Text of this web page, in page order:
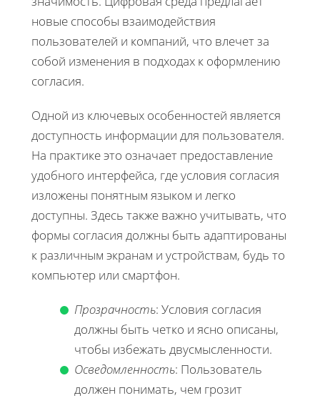
новые способы взаимодействия
пользователей и компаний, что влечет за
собой изменения в подходах к оформлению
согласия.
Одной из ключевых особенностей является
доступность информации для пользователя.
На практике это означает предоставление
удобного интерфейса, где условия согласия
изложены понятным языком и легко
доступны. Здесь также важно учитывать, что
формы согласия должны быть адаптированы
к различным экранам и устройствам, будь то
компьютер или смартфон.
Прозрачность: Условия согласия
должны быть четко и ясно описаны,
чтобы избежать двусмысленности.
Осведомленность: Пользователь
должен понимать, чем грозит